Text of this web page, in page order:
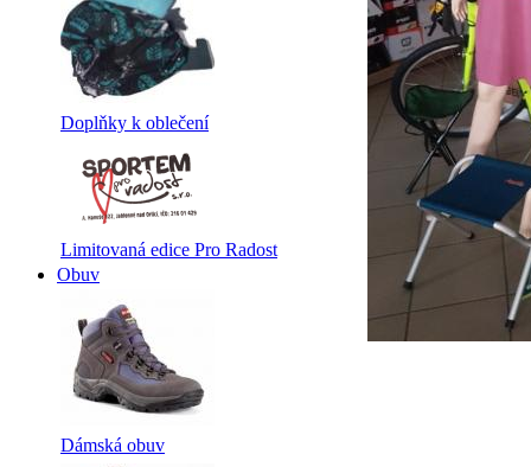
Doplňky k oblečení
Limitovaná edice Pro Radost
Obuv
Dámská obuv